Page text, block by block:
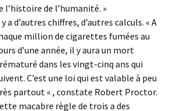
l’histoire de l’humanité. »
a d’autres chiffres, d’autres calculs. « A
million de cigarettes fumées au
d’une année, il y aura un mort
dans les vingt-cinq ans qui
C’est une loi qui est valable à peu
partout « , constate Robert Proctor.
macabre règle de trois a des